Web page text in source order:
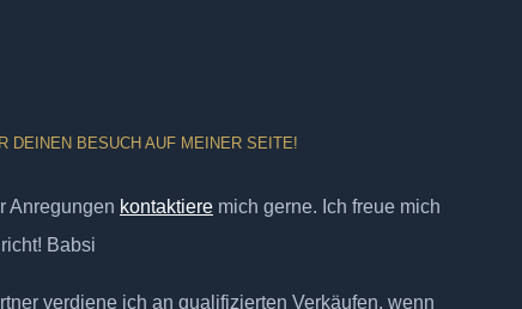
DEINEN BESUCH AUF MEINER SEITE!
Anregungen kontaktiere mich gerne. Ich freue mich
Babsi
verdiene ich an qualifizierten Verkäufen, wenn